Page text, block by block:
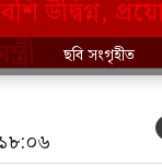
নিবিড়ভাবে
স্বার্থ
ছবি সংগৃহীত